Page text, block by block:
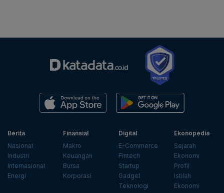
Berita
Nasional
Industri
Internasional
Energi
Finansial
Makro
Keuangan
Bursa
Korporasi
Digital
E-Commerce
Fintech
Startup
Gadget
Teknologi
Ekonopedia
Sejarah
Ekonomi
Profil
Istilah
Ekonomi